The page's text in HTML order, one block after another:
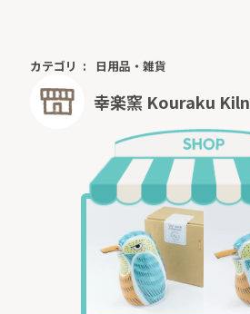
カテゴリ 日用品・雑貨
幸楽窯 Kouraku Kiln